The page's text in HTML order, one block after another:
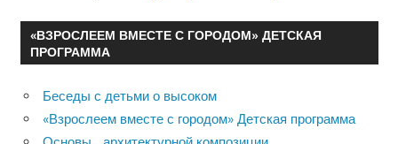
«ВЗРОСЛЕЕМ ВМЕСТЕ С ГОРОДОМ» ДЕТСКАЯ
ПРОГРАММА
Беседы с детьми о высоком
«Взрослеем вместе с городом» Детская программа